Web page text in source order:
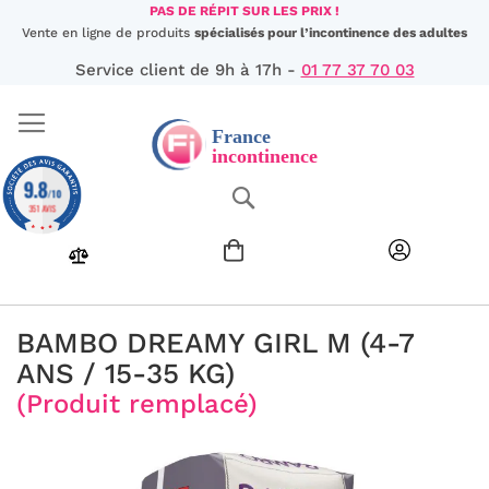
Aller
au
PAS DE RÉPIT SUR LES PRIX !
Vente en ligne de produits spécialisés pour l’incontinence des adultes
Service client de 9h à 17h - 01 77 37 70 03
BAMBO DREAMY GIRL M (4-7
ANS / 15-35 KG)
(Produit remplacé)
9.8/10
351 AVIS